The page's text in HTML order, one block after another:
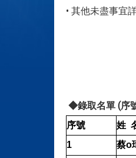
• 其他未盡事宜
◆錄取名單 (序
序號 姓
1
蔡o